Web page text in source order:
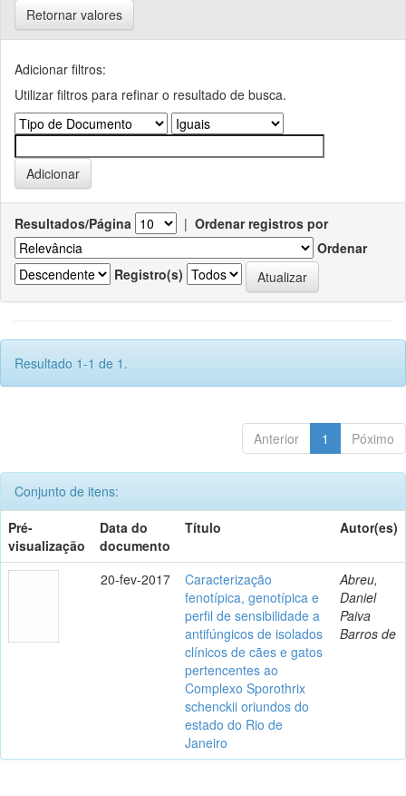
Retornar valores
Adicionar filtros:
Utilizar filtros para refinar o resultado de busca.
Resultados/Página | Ordenar registros por
Ordenar
Registro(s)
Resultado 1-1 de 1.
Anterior 1 Póximo
Conjunto de itens:
Pré-
visualização
Data do
documento
Título Autor(es)
20-fev-2017
Caracterização
fenotípica, genotípica e
perfil de sensibilidade a
antifúngicos de isolados
clínicos de cães e gatos
pertencentes ao
Complexo Sporothrix
schenckii oriundos do
estado do Rio de
Janeiro
Abreu,
Daniel
Paiva
Barros de